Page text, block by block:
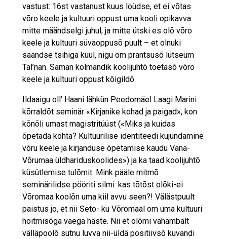
vastust: 16st vastanust kuus löüdse, et ei võtas
võro keele ja kultuuri oppust uma kooli opikavva
mitte määndselgi juhul, ja mitte ütski es olõ võro
keele ja kultuuri süväoppusõ puult – et olnuki
säändse tsihiga kuul, nigu om prantsusõ lütseüm
Tal’nan. Saman kolmandik koolijuhtõ toetasõ võro
keele ja kultuuri oppust kõigildõ.
Ildaaigu oll’ Haani lähkün Peedomäel Laagi Marini
kõrraldõt seminär «Kirjanike kohad ja paigad», kon
kõnõli umast magistritüüst («Miks ja kuidas
õpetada kohta? Kultuurilise identiteedi kujundamine
võru keele ja kirjanduse õpetamise kaudu Vana-
Võrumaa üldhariduskoolides») ja ka taad koolijuhtõ
küsütlemise tulõmit. Mink pääle mitmõ
seminärilidse pööriti silmi: kas tõtõst olõki-ei
Võromaa koolõn uma kiil avvu seen?! Välästpuult
paistus jo, et nii Seto- ku Võromaal om uma kultuuri
hoitmisõga väega häste. Nii et olõmi vähämbält
välläpoolõ sutnu luvva nii-üldä positiivsõ kuvandi